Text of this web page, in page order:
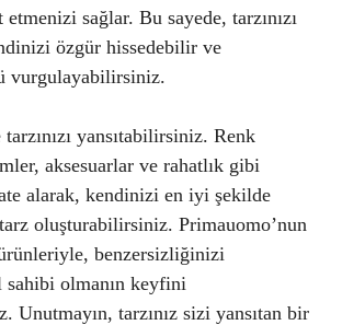
sağlar. Bu sayede, tarzınızı
özgür hissedebilir ve
vurgulayabilirsiniz.
yansıtabilirsiniz. Renk
aksesuarlar ve rahatlık gibi
alarak, kendinizi en iyi şekilde
oluşturabilirsiniz. Primauomo’nun
benzersizliğinizi
sahibi olmanın keyfini
Unutmayın, tarzınız sizi yansıtan bir